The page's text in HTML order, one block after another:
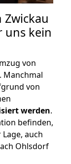
uns kein
von
Manchmal
von
werden.
befinden,
auch
Ohlsdorf